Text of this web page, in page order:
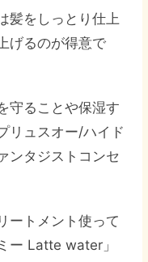
髪をしっとり仕上
げるのが得意で
守ることや保湿す
リュスオー/ハイド
ンタジストコンセ
ートメント使って
ー Latte water」